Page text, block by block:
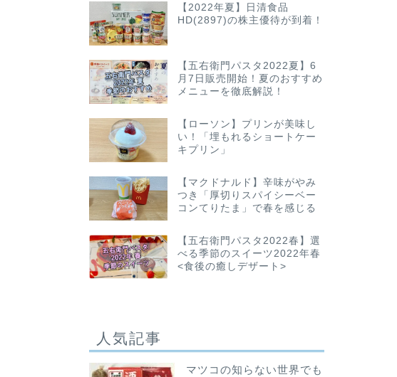
【2022年夏】日清食品
HD(2897)の株主優待が到着！
【五右衛門パスタ2022夏】6
月7日販売開始！夏のおすすめ
メニューを徹底解説！
【ローソン】プリンが美味し
い！「埋もれるショートケー
キプリン」
【マクドナルド】辛味がやみ
つき「厚切りスパイシーベー
コンてりたま」で春を感じる
【五右衛門パスタ2022春】選
べる季節のスイーツ2022年春
<食後の癒しデザート>
人気記事
マツコの知らない世界でも